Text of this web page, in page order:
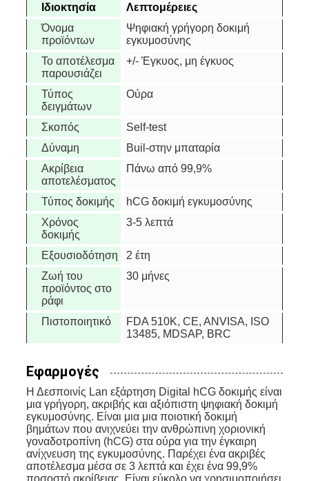
Ιδιοκτησία
Λεπτομέρειες
Όνομα
προϊόντων
Ψηφιακή γρήγορη δοκιμή
εγκυμοσύνης
Το αποτέλεσμα
παρουσιάζει
+/- Έγκυος, μη έγκυος
Τύπος
δειγμάτων
Ούρα
Σκοπός
Self-test
Δύναμη
Buil-στην μπαταρία
Ακρίβεια
αποτελέσματος
Πάνω από 99,9%
Τύπος δοκιμής
hCG δοκιμή εγκυμοσύνης
Χρόνος
δοκιμής
3-5 λεπτά
Εξουσιοδότηση
2 έτη
Ζωή του
προϊόντος στο
ράφι
30 μήνες
Πιστοποιητικό
FDA 510K, CE, ANVISA, ISO
13485, MDSAP, BRC
Εφαρμογές
Η Δεσποινίς Lan εξάρτηση Digital hCG δοκιμής είναι
μια γρήγορη, ακριβής και αξιόπιστη ψηφιακή δοκιμή
εγκυμοσύνης. Είναι μια μια ποιοτική δοκιμή
βημάτων που ανιχνεύει την ανθρώπινη χοριονική
γοναδοτροπίνη (hCG) στα ούρα για την έγκαιρη
ανίχνευση της εγκυμοσύνης. Παρέχει ένα ακριβές
αποτέλεσμα μέσα σε 3 λεπτά και έχει ένα 99,9%